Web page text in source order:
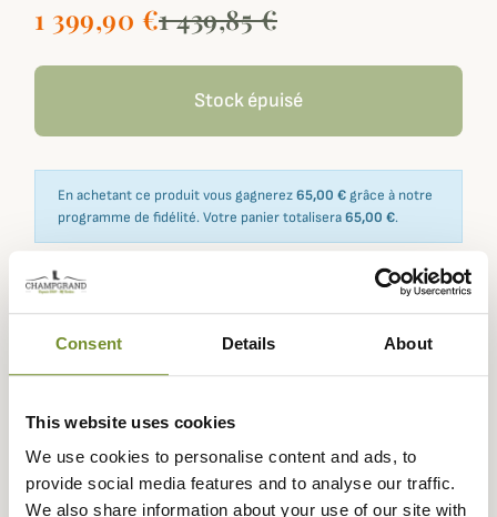
Consent Details About
This website uses cookies
We use cookies to personalise content and ads, to
provide social media features and to analyse our traffic.
We also share information about your use of our site with
1 399,90 €1 439,85 €
Stock épuisé
En achetant ce produit vous gagnerez65,00 € grâce à notre
programme de fidélité. Votre panier totalisera65,00 €.
Recevoir une alerte
Recevez une notification dès que ce produit est de nouveau
disponible.